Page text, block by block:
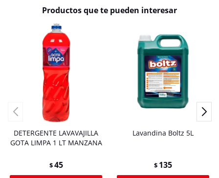
Productos que te pueden interesar
DETERGENTE LAVAVAJILLA
GOTA LIMPA 1 LT MANZANA
$45
Lavandina Boltz 5L
$ 135